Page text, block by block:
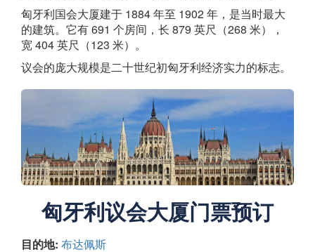
匈牙利国会大厦建于 1884 年至 1902 年，是当时最大
的建筑。它有 691 个房间，长 879 英尺（268 米），
宽 404 英尺（123 米）。
议会的庞大规模是二十世纪初匈牙利经济实力的标志。
匈牙利议会大厦门票预订
目的地: 布达佩斯